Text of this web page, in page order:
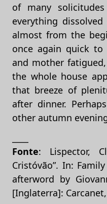
of many
everything
almost from the
once again quick
and mother
the whole house
that breeze of
after dinner.
other autumn
Fonte: Lispector,
Cristóvão”. In:
afterword by
[Inglaterra]: